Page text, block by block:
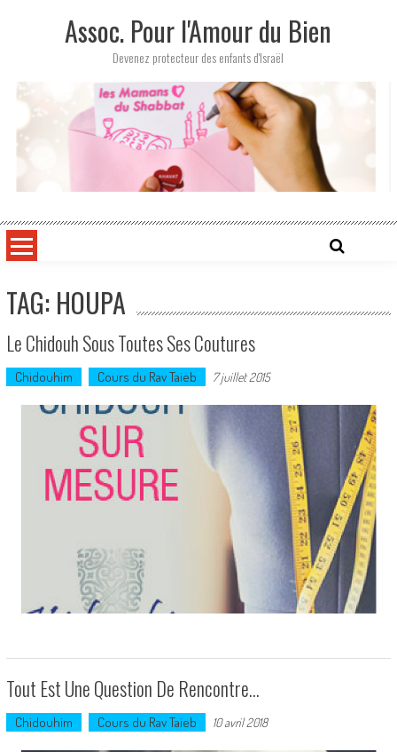
Assoc. Pour l'Amour du Bien
Devenez protecteur des enfants d'Israël
TAG: HOUPA
Le Chidouh Sous Toutes Ses Coutures
Chidouhim Cours du Rav Taieb 7 juillet 2015
Tout Est Une Question De Rencontre…
Chidouhim Cours du Rav Taieb 10 avril 2018